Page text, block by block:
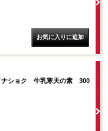
ナショク 牛乳寒天の素 300